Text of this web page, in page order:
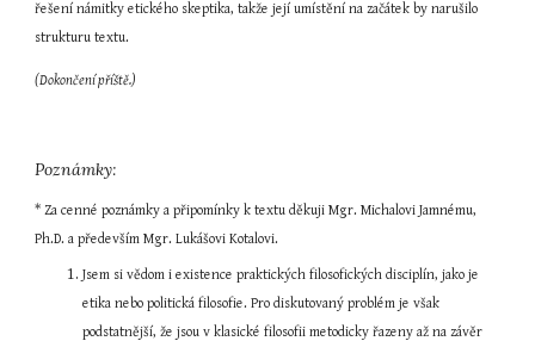
řešení námitky etického skeptika, takže její umístění na začátek by narušilo
strukturu textu.
(Dokončení příště.)
Poznámky:
* Za cenné poznámky a připomínky k textu děkuji Mgr. Michalovi Jamnému,
Ph.D. a především Mgr. Lukášovi Kotalovi.
Jsem si vědom i existence praktických filosofických disciplín, jako je
etika nebo politická filosofie. Pro diskutovaný problém je však
podstatnější, že jsou v klasické filosofii metodicky řazeny až na závěr